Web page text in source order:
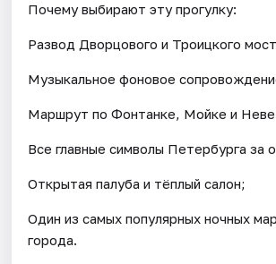
Почему выбирают эту прогулку:
Развод Дворцового и Троицкого
Музыкальное фоновое
Маршрут по Фонтанке, Мойке и
Все главные символы Петербурга за
Открытая палуба и тёплый салон;
Один из самых популярных ночных
города.